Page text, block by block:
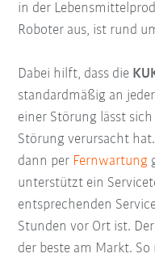
in der
Roboter aus, ist rund
Dabei hilft, dass die
standardmäßig an
einer Störung lässt
Störung verursacht
dann per Fernwartung
unterstützt ein
entsprechenden
Stunden vor Ort ist.
der beste am Markt.